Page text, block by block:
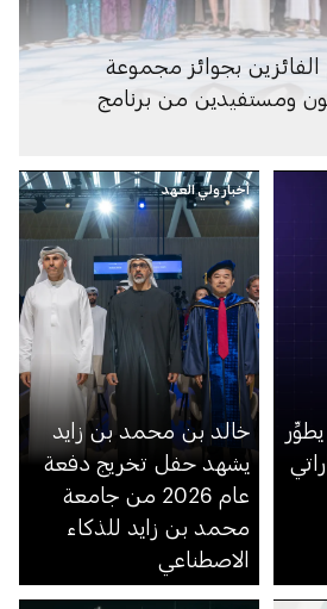
بجوائز مجموعة
ومستفيدين من برنامج
5.0» يطوِّر
أخبار ولي العهد
خالد بن محمد بن زايد
يشهد حفل تخريج دفعة
عام 2026 من جامعة
محمد بن زايد للذكاء
الاصطناعي